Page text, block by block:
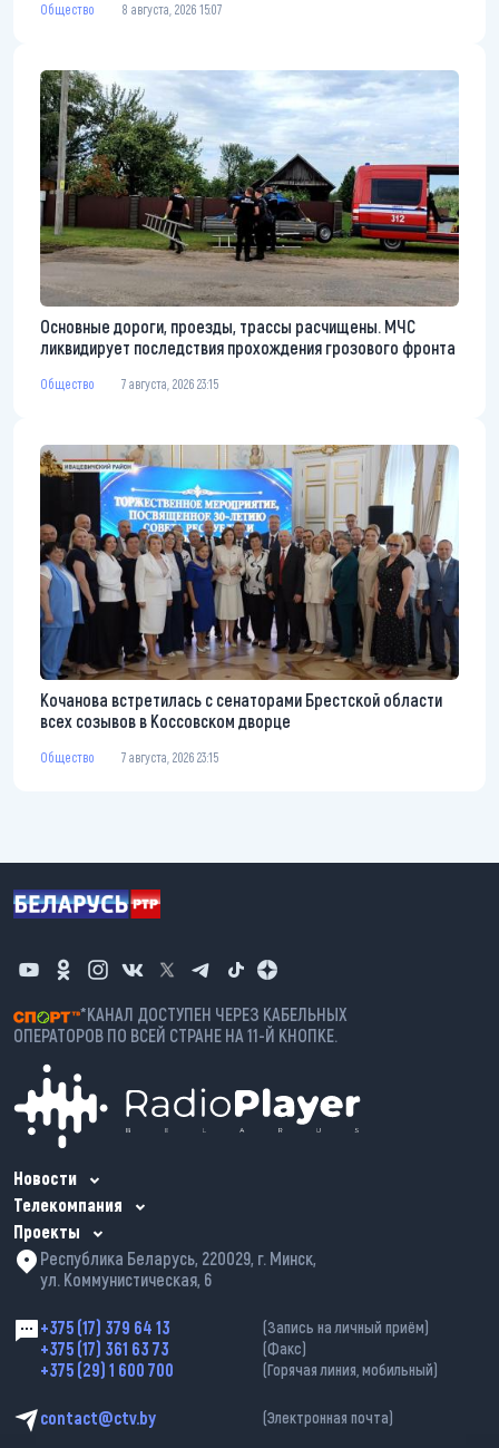
Общество 8 августа, 2026 15:07
Основные дороги, проезды, трассы расчищены. МЧС
ликвидирует последствия прохождения грозового фронта
Общество 7 августа, 2026 23:15
Кочанова встретилась с сенаторами Брестской области
всех созывов в Коссовском дворце
Общество 7 августа, 2026 23:15
*КАНАЛ ДОСТУПЕН ЧЕРЕЗ КАБЕЛЬНЫХ
ОПЕРАТОРОВ ПО ВСЕЙ СТРАНЕ НА 11-Й КНОПКЕ.
Новости
Телекомпания
Проекты
Республика Беларусь, 220029, г. Минск,
ул. Коммунистическая, 6
+375 (17) 379 64 13 (Запись на личный приём)
+375 (17) 361 63 73 (Факс)
+375 (29) 1 600 700 (Горячая линия, мобильный)
contact@ctv.by (Электронная почта)